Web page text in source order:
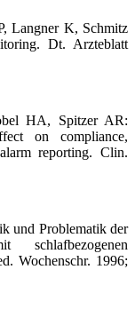
Langner K, Schmitz
Dt. Arzteblatt
HA, Spitzer AR:
on compliance,
reporting. Clin.
und Problematik der
Wochenschr. 1996;